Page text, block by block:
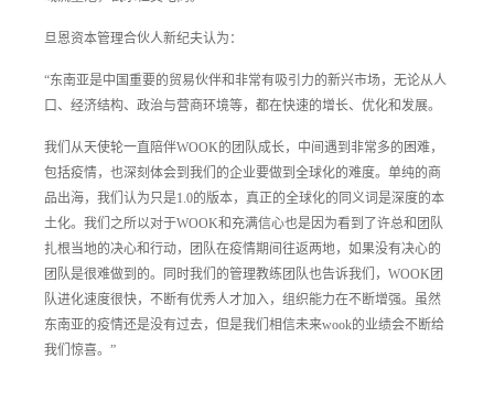
旦恩资本管理合伙人新纪夫认为：
“东南亚是中国重要的贸易伙伴和非常有吸引力的新兴市场，无论从人
口、经济结构、政治与营商环境等，都在快速的增长、优化和发展。
我们从天使轮一直陪伴WOOK的团队成长，中间遇到非常多的困难，
包括疫情，也深刻体会到我们的企业要做到全球化的难度。单纯的商
品出海，我们认为只是1.0的版本，真正的全球化的同义词是深度的本
土化。我们之所以对于WOOK和充满信心也是因为看到了许总和团队
扎根当地的决心和行动，团队在疫情期间往返两地，如果没有决心的
团队是很难做到的。同时我们的管理教练团队也告诉我们，WOOK团
队进化速度很快，不断有优秀人才加入，组织能力在不断增强。虽然
东南亚的疫情还是没有过去，但是我们相信未来wook的业绩会不断给
我们惊喜。”